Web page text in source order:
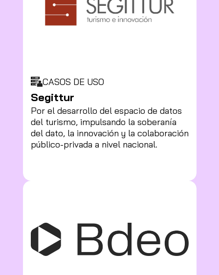
CASOS DE USO
Segittur
Por el desarrollo del espacio de datos
del turismo, impulsando la soberanía
del dato, la innovación y la colaboración
público-privada a nivel nacional.